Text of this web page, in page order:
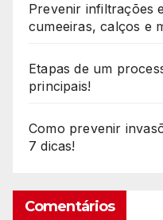
Prevenir infiltrações
cumeeiras, calços e
Etapas de um
principais!
Como prevenir
7 dicas!
Comentários